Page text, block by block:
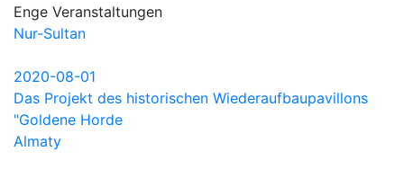
Enge Veranstaltungen
Nur-Sultan
2020-08-01
Das Projekt des historischen Wiederaufbaupavillons
"Goldene Horde
Almaty